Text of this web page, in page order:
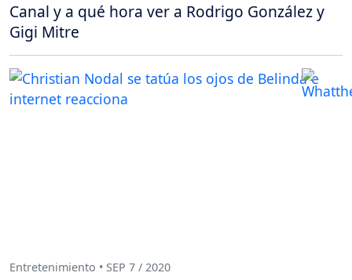
Canal y a qué hora ver a Rodrigo González y
Gigi Mitre
Entretenimiento • SEP 7 / 2020